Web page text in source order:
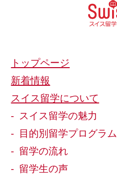
トップページ
新着情報
スイス留学について
スイス留学の魅力
目的別留学プログラム
留学の流れ
留学生の声